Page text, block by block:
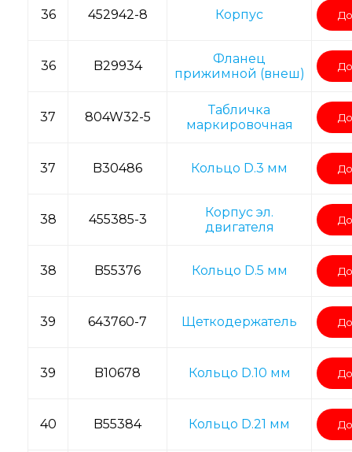
36 452942-8 Корпус
36 B29934
Фланец
прижимной (внеш)
37 804W32-5
Табличка
маркировочная
37 B30486 Кольцо D.3 мм
38 455385-3
Корпус эл.
двигателя
38 B55376 Кольцо D.5 мм
39 643760-7 Щеткодержатель
39 B10678 Кольцо D.10 мм
40 B55384 Кольцо D.21 мм